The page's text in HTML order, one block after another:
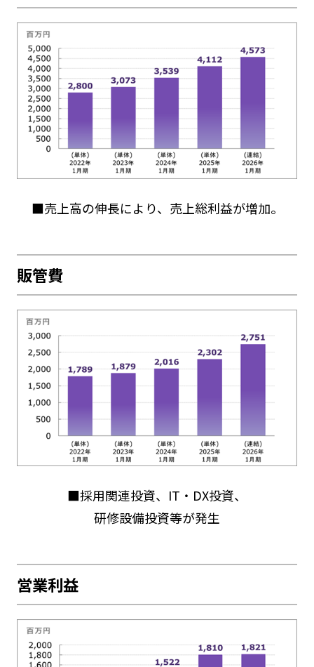
■売上高の伸長により、売上総利益が増加。
販管費
■採用関連投資、IT・DX投資、
研修設備投資等が発生
営業利益